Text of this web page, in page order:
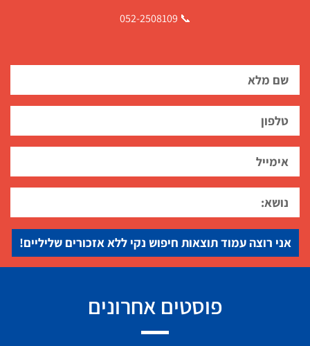
📞 052-2508109
אני רוצה עמוד תוצאות חיפוש נקי ללא אזכורים שליליים!
פוסטים אחרונים